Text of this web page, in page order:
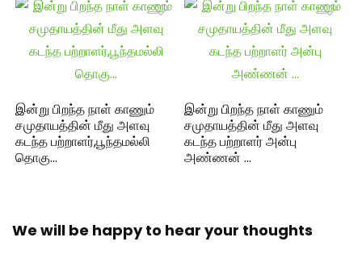
இன்று பிறந்த நாள் காணும்
சமுதாயத்தின் மீது அளவு
கடந்த பற்றாளர்,பூந்தமல்லி
தொகு…
இன்று பிறந்த நாள் காணும்
சமுதாயத்தின் மீது அளவு
கடந்த பற்றாளர் அன்பு
அண்ணன் …
We will be happy to hear your thoughts